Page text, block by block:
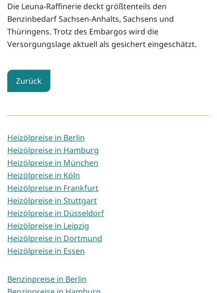
Die Leuna-Raffinerie deckt größtenteils den
Benzinbedarf Sachsen-Anhalts, Sachsens und
Thüringens. Trotz des Embargos wird die
Versorgungslage aktuell als gesichert eingeschätzt.
Zurück
Heizölpreise in Berlin
Heizölpreise in Hamburg
Heizölpreise in München
Heizölpreise in Köln
Heizölpreise in Frankfurt
Heizölpreise in Stuttgart
Heizölpreise in Düsseldorf
Heizölpreise in Leipzig
Heizölpreise in Dortmund
Heizölpreise in Essen
Benzinpreise in Berlin